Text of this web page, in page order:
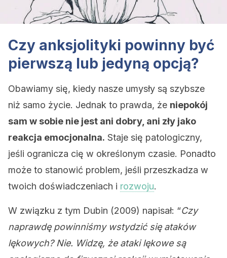
Czy anksjolityki powinny być
pierwszą lub jedyną opcją?
Obawiamy się, kiedy nasze umysły są szybsze
niż samo życie. Jednak to prawda, że ​​ niepokój
sam w sobie nie jest ani dobry, ani zły jako
reakcja emocjonalna. Staje się patologiczny,
jeśli ogranicza cię w określonym czasie. Ponadto
może to stanowić problem, jeśli przeszkadza w
twoich doświadczeniach i rozwoju.
W związku z tym Dubin (2009) napisał: “Czy
naprawdę powinniśmy wstydzić się ataków
lękowych? Nie. Widzę, że ataki lękowe są